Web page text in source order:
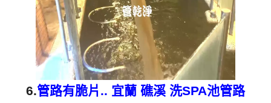
6.管路有脆片.. 宜蘭 礁溪 洗SPA池管路